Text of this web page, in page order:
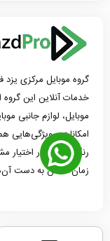
موبایل، لوازم جانبی
امکانات و ویژگی‌هایی
رنگ و مدل در اختیار
زمان ممکن به دست